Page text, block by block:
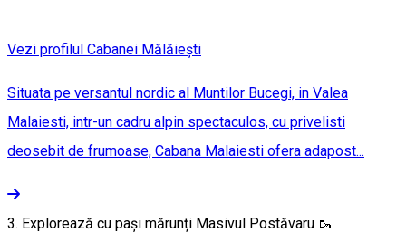
Vezi profilul Cabanei Mălăiești
Situata pe versantul nordic al Muntilor Bucegi, in Valea
Malaiesti, intr-un cadru alpin spectaculos, cu privelisti
deosebit de frumoase, Cabana Malaiesti ofera adapost...
3. Explorează cu pași mărunți Masivul Postăvaru 🥾